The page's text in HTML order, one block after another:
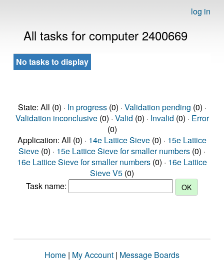
log in
All tasks for computer 2400669
No tasks to display
State: All (0) · In progress(0) · Validation pending (0) ·
Validation inconclusive(0) · Valid (0) · Invalid (0) · Error
(0)
Application: All (0) · 14e Lattice Sieve (0) · 15e Lattice
Sieve (0) · 15e Lattice Sieve for smaller numbers (0) ·
16e Lattice Sieve for smaller numbers (0) · 16e Lattice
Sieve V5 (0)
Task name:
Home | My Account | Message Boards